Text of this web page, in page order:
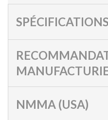
SPÉCIFICATIONS
NMMA (USA)